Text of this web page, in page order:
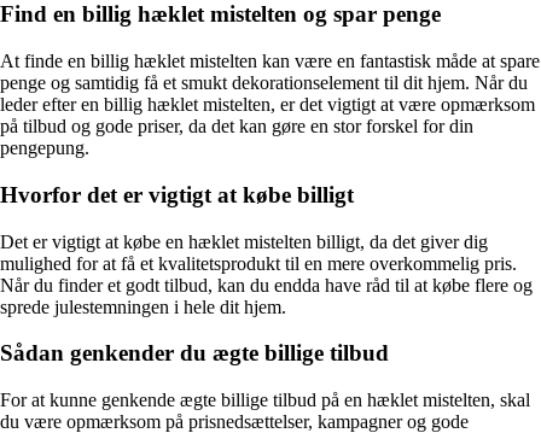
Find en billig hæklet mistelten og spar penge
At finde en billig hæklet mistelten kan være en fantastisk måde at spare
penge og samtidig få et smukt dekorationselement til dit hjem. Når du
leder efter en billig hæklet mistelten, er det vigtigt at være opmærksom
på tilbud og gode priser, da det kan gøre en stor forskel for din
pengepung.
Hvorfor det er vigtigt at købe billigt
Det er vigtigt at købe en hæklet mistelten billigt, da det giver dig
mulighed for at få et kvalitetsprodukt til en mere overkommelig pris.
Når du finder et godt tilbud, kan du endda have råd til at købe flere og
sprede julestemningen i hele dit hjem.
Sådan genkender du ægte billige tilbud
For at kunne genkende ægte billige tilbud på en hæklet mistelten, skal
du være opmærksom på prisnedsættelser, kampagner og gode